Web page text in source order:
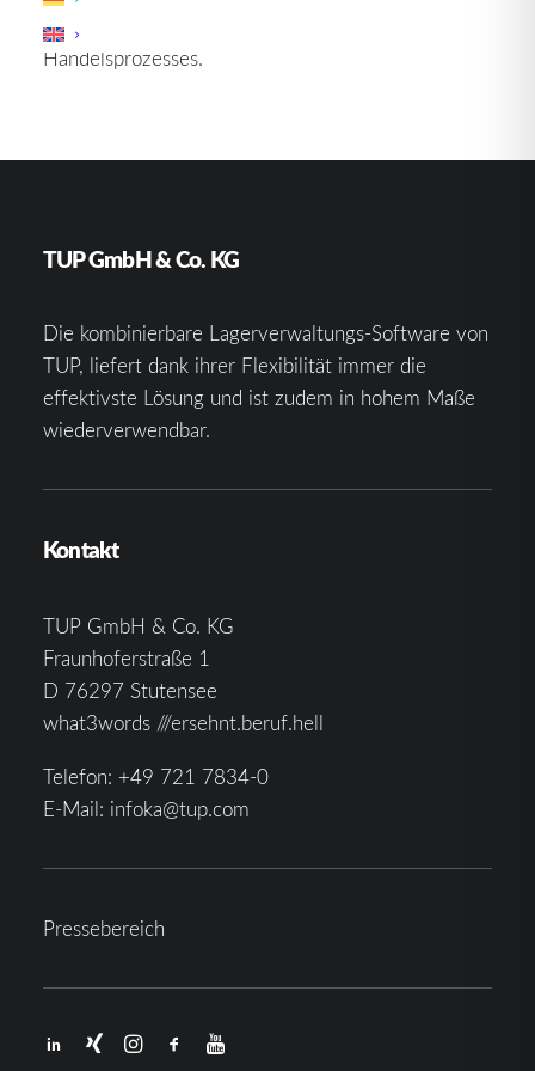
unverzichtbaren Bestandteil des internationalen
Handelsprozesses.
TUP GmbH & Co. KG
Die kombinierbare Lagerverwaltungs-Software von
TUP, liefert dank ihrer Flexibilität immer die
effektivste Lösung und ist zudem in hohem Maße
wiederverwendbar.
Kontakt
TUP GmbH & Co. KG
Fraunhoferstraße 1
D 76297 Stutensee
what3words ///ersehnt.beruf.hell
Telefon: +49 721 7834-0
E-Mail: infoka@tup.com
Pressebereich